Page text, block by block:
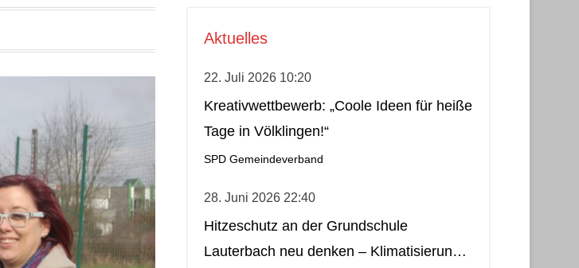
Aktuelles
22. Juli 2026 10:20
Kreativwettbewerb: „Coole Ideen für heiße
Tage in Völklingen!“
SPD Gemeindeverband
28. Juni 2026 22:40
Hitzeschutz an der Grundschule
Lauterbach neu denken – Klimatisierung